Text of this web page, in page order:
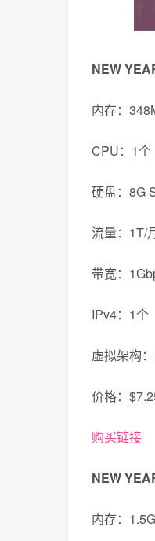
NEW
内存：
CPU：1个
硬盘：8G
流量：1T/
带宽：
IPv4：1个
虚拟架构
价格：
购买链接
NEW
内存：1.5G